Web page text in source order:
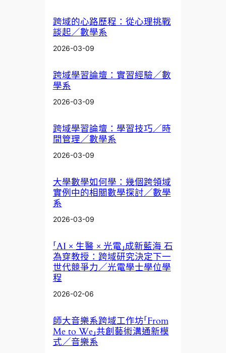
跨域的心路歷程：從心理挑戰
談起／數學系
2026-03-09
跨域學習論壇：實習經驗／數
學系
2026-03-09
跨域學習論壇：學習技巧／時
間管理／數學系
2026-03-09
大學數學如何學：幾個跨領域
實例中的相關數學探討／數學
系
2026-03-09
「AI × 生醫 × 光電」成新藍海 石
為穿教授：跨域研究決定下一
世代競爭力／光電學士學位學
程
2026-02-06
師大音樂系跨域工作坊「From
Me to We」共創藝術溝通新模
式／音樂系